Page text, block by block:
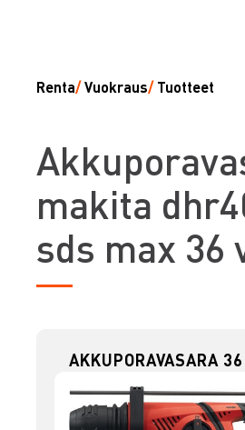
Renta/Vuokraus/ Tuotteet
A
makita
sds max 36
AKKUPORAVASARA